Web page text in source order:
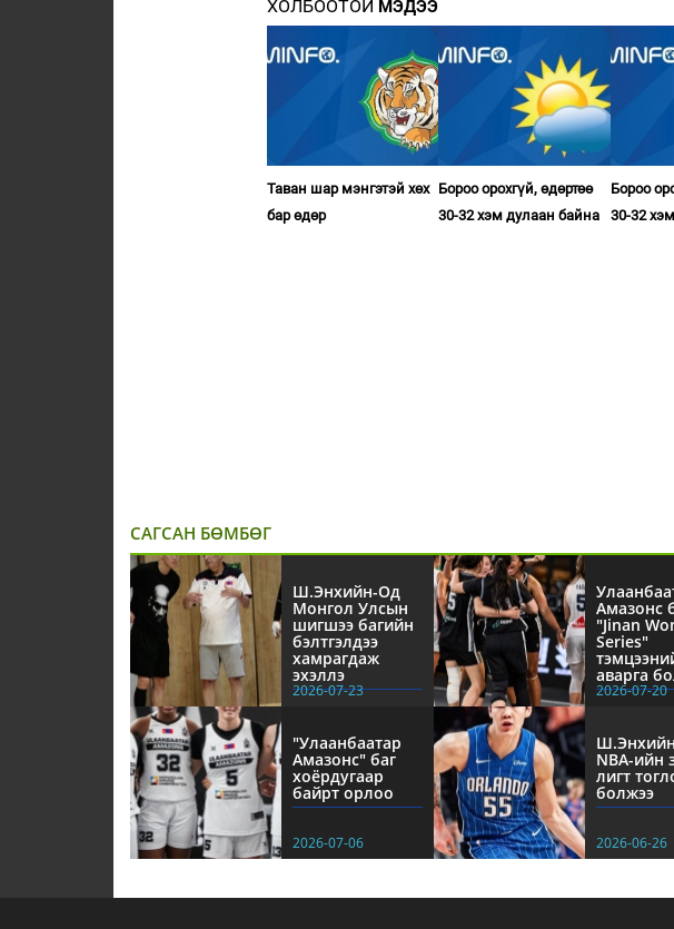
ХОЛБООТОЙ МЭДЭЭ
Таван шар мэнгэтэй хөх
бар өдөр
Бороо орохгүй, өдөртөө
30-32 хэм дулаан байна
Бороо
30-32
САГСАН БӨМБӨГ
Ш.Энхийн-Од
Монгол Улсын
шигшээ багийн
бэлтгэлдээ
хамрагдаж
эхэллэ
2026-07-23
Амазонс
"Jinan
Series"
аварга
2026-07-20
"Улаанбаатар
Амазонс" баг
хоёрдугаар
байрт орлоо
2026-07-06
NBА-ийн
лигт
болжээ
2026-06-26